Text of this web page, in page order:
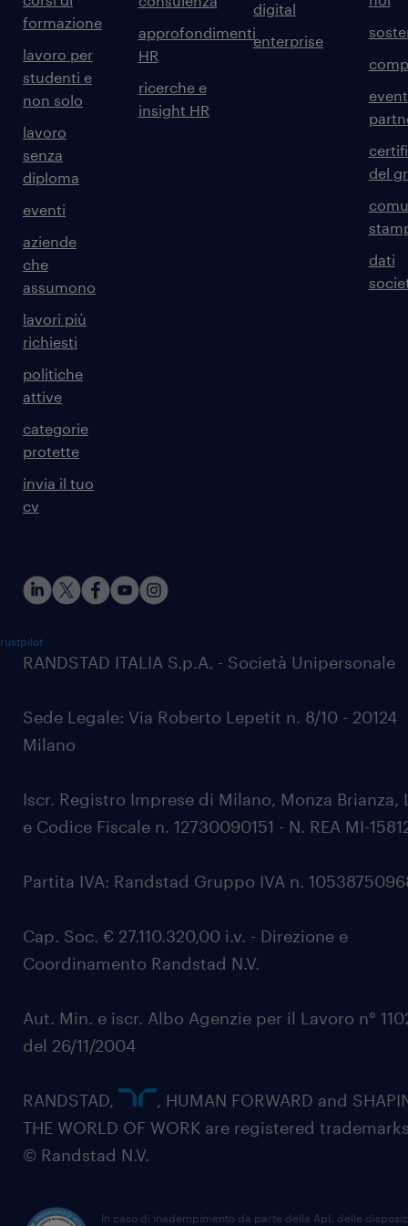
formazione
lavoro per
studenti e
non solo
lavoro
senza
diploma
eventi
aziende
che
assumono
lavori più
richiesti
politiche
attive
categorie
protette
invia il tuo
cv
approfondimenti
HR
ricerche e
insight HR
digital
enterprise
del
dati
RANDSTAD ITALIA S.p.A. - Società Unipersonale
Sede Legale: Via Roberto Lepetit n. 8/10 - 20124
Milano
Iscr. Registro Imprese di Milano, Monza Brianza,
e Codice Fiscale n. 12730090151 - N. REA MI-
Partita IVA: Randstad Gruppo IVA n.
Cap. Soc. € 27.110.320,00 i.v. - Direzione e
Coordinamento Randstad N.V.
Aut. Min. e iscr. Albo Agenzie per il Lavoro n°
del 26/11/2004
RANDSTAD,
, HUMAN FORWARD and
THE WORLD OF WORK are registered
© Randstad N.V.
In caso di inadempimento da parte della ApL delle